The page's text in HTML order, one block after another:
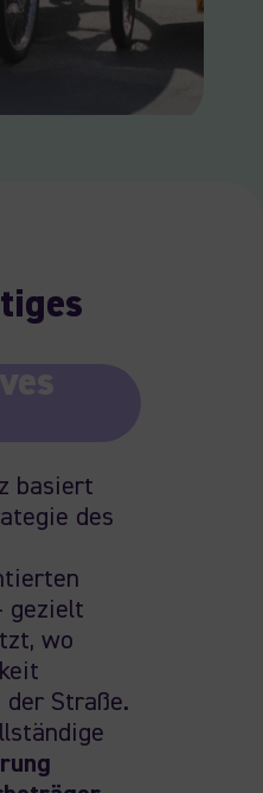
basiert
des
gezielt
, wo
Straße.